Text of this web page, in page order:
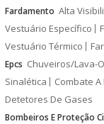
Fardamento Alta
Vestuário Específico
Vestuário Térmico
Epcs Chuveiros/Lava-
Sinalética
Combate
Detetores De Gases
Bombeiros E Proteção